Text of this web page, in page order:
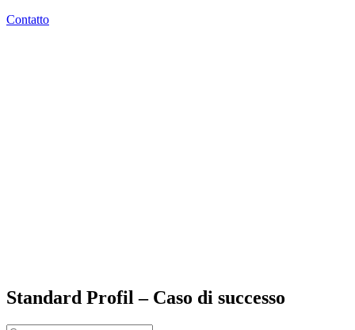
Contatto
Standard Profil – Caso di successo